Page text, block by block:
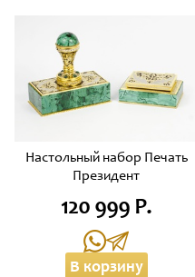
Настольный набор Печать
Президент
120 999 Р.
В корзину